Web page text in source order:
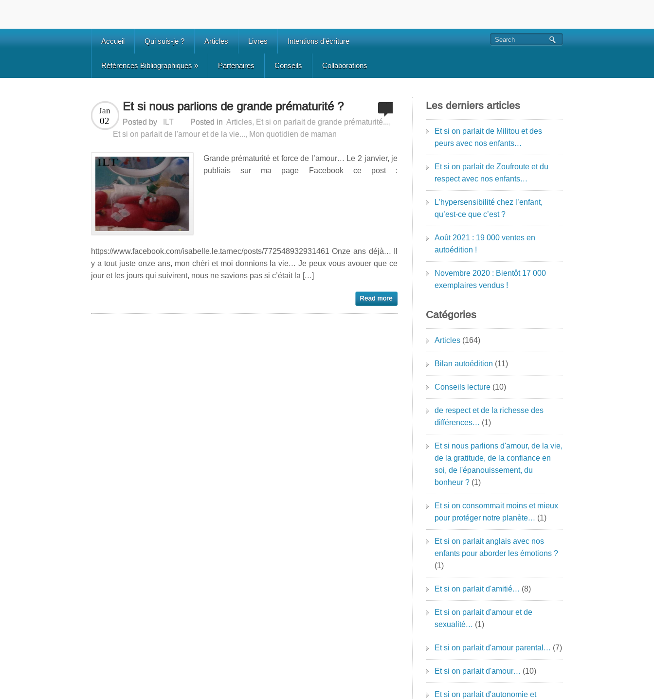
Accueil Qui suis-je ? Articles Livres Intentions d’écriture
Références Bibliographiques » Partenaires Conseils Collaborations
Et si nous parlions de grande prématurité ?
Jan
02 Posted by ILT Posted in Articles, Et si on parlait de grande prématurité...,
Et si on parlait de l'amour et de la vie..., Mon quotidien de maman
Grande prématurité et force de l’amour… Le 2 janvier, je
publiais sur ma page Facebook ce post :
https://www.facebook.com/isabelle.le.tarnec/posts/772548932931461 Onze ans déjà… Il
y a tout juste onze ans, mon chéri et moi donnions la vie… Je peux vous avouer que ce
jour et les jours qui suivirent, nous ne savions pas si c’était la […]
Les derniers articles
Et si on parlait de Militou et des
peurs avec nos enfants…
Et si on parlait de Zoufroute et du
respect avec nos enfants…
L’hypersensibilité chez l’enfant,
qu’est-ce que c’est ?
Août 2021 : 19 000 ventes en
autoédition !
Novembre 2020 : Bientôt 17 000
exemplaires vendus !
Catégories
Articles(164)
Bilan autoédition (11)
Conseils lecture(10)
de respect et de la richesse des
différences… (1)
Et si nous parlions d'amour, de la vie,
de la gratitude, de la confiance en
soi, de l'épanouissement, du
bonheur ?(1)
Et si on consommait moins et mieux
pour protéger notre planète… (1)
Et si on parlait anglais avec nos
enfants pour aborder les émotions ?
(1)
Et si on parlait d'amitié… (8)
Et si on parlait d'amour et de
sexualité… (1)
Et si on parlait d'amour parental… (7)
Et si on parlait d'amour… (10)
Et si on parlait d'autonomie et